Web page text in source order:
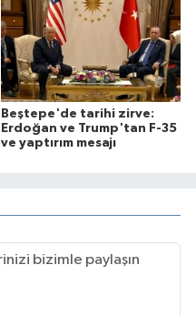
Beştepe'de tarihi zirve:
Erdoğan ve Trump'tan F-35
ve yaptırım mesajı